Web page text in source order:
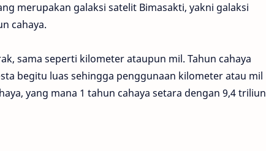
merupakan galaksi satelit Bimasakti, yakni galaksi
cahaya.
sama seperti kilometer ataupun mil. Tahun cahaya
begitu luas sehingga penggunaan kilometer atau mil
yang mana 1 tahun cahaya setara dengan 9,4 triliun